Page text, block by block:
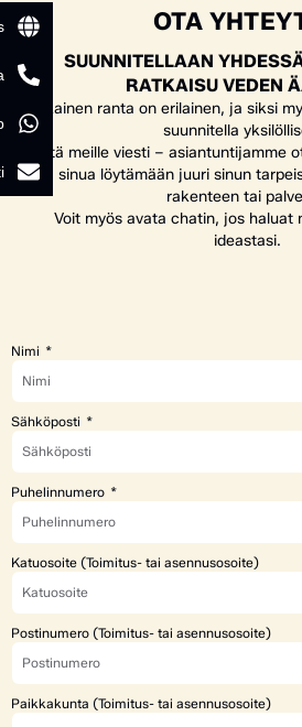
OTA
SUUNNITELLAAN
RATKAISU VEDEN
Jokainen ranta on erilainen, ja siksi
suunnitella
Jätä meille viesti – asiantuntijamme
sinua löytämään juuri sinun
rakenteen tai
Voit myös avata chatin, jos haluat
ideastasi.
Nimi
Sähköposti
Puhelinnumero
Katuosoite (Toimitus- tai asennusosoite)
Postinumero (Toimitus- tai asennusosoite)
Paikkakunta (Toimitus- tai asennusosoite)